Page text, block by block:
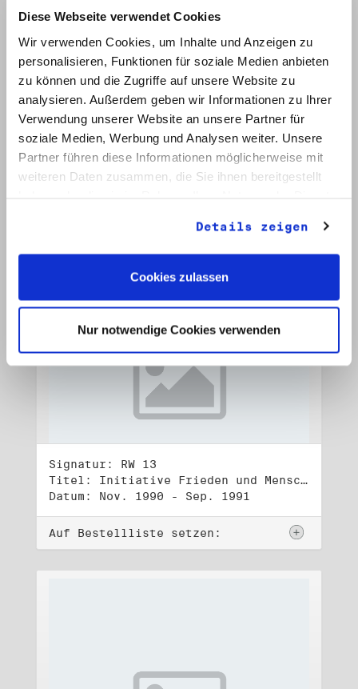
Diese Webseite verwendet Cookies
Wir verwenden Cookies, um Inhalte und Anzeigen zu
personalisieren, Funktionen für soziale Medien anbieten
zu können und die Zugriffe auf unsere Website zu
analysieren. Außerdem geben wir Informationen zu Ihrer
Verwendung unserer Website an unsere Partner für
soziale Medien, Werbung und Analysen weiter. Unsere
Partner führen diese Informationen möglicherweise mit
weiteren Daten zusammen, die Sie ihnen bereitgestellt
Details zeigen
Cookies zulassen
Nur notwendige Cookies verwenden
Signatur: RW 12
Titel: Initiative Frieden und Menschenrechte (2)
Datum: Mai - Nov. 1990
Signatur: RW 13
Titel: Initiative Frieden und Menschenrechte (3)
Datum: Nov. 1990 - Sep. 1991
Auf Bestellliste setzen: